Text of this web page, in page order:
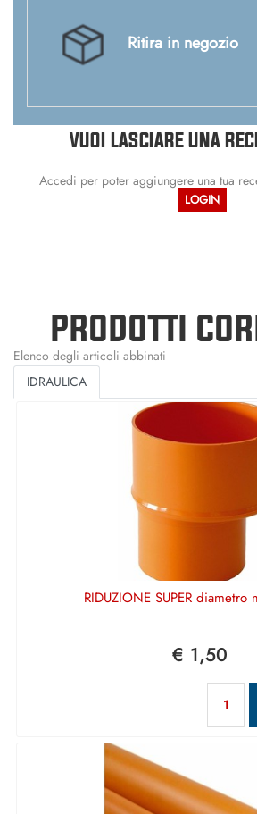
Ritira in negozio
VUOI LASCIARE UNA
Accedi per poter aggiungere una tua
LOGIN
PRODOTTI
Elenco degli articoli abbinati
IDRAULICA
RIDUZIONE SUPER
€ 1,50